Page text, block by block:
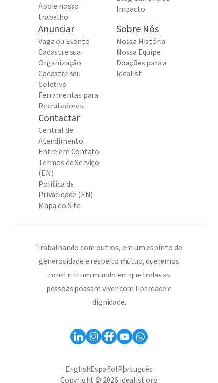
Apoie nosso
trabalho
Impacto
Anunciar
Vaga ou Evento
Cadastre sua
Organização
Cadastre seu
Coletivo
Ferramentas para
Recrutadores
Sobre Nós
Nossa História
Nossa Equipe
Doações para a
Idealist
Contactar
Central de
Atendimento
Entre em Contato
Termos de Serviço
(EN)
Política de
Privacidade (EN)
Mapa do Site
Trabalhando com outros, em um espírito de
generosidade e respeito mútuo, queremos
construir um mundo em que todas as
pessoas possam viver com liberdade e
dignidade.
EnglishEspañolPortuguês
Copyright © 2026 idealist.org